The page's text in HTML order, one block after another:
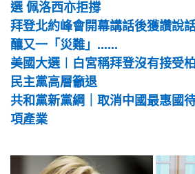
選 佩洛西亦拒撐
拜登北約峰會開幕講話後獲讚說
釀又一「災難」......
美國大選︱白宮稱拜登沒有接受
民主黨高層籲退
共和黨新黨綱｜取消中國最惠國
項產業